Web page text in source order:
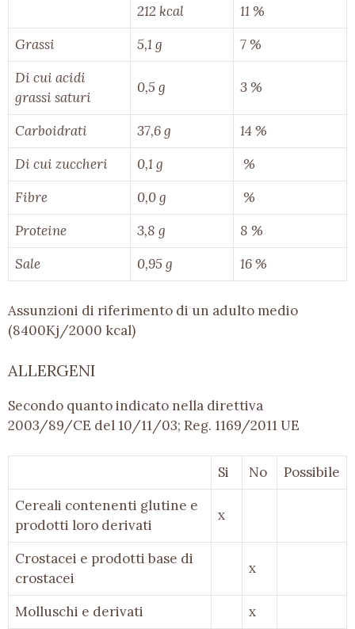
212 kcal
11 %
Grassi
5,1 g
7 %
Di cui acidi
grassi saturi
0,5 g 3 %
Carboidrati 37,6 g
14 %
Di cui zuccheri
0,1 g
%
Fibre
0,0 g
%
Proteine
3,8 g
8 %
Sale
0,95 g 16 %
Assunzioni di riferimento di un adulto medio
(8400Kj/2000 kcal)
ALLERGENI
Secondo quanto indicato nella direttiva
2003/89/CE del 10/11/03; Reg. 1169/2011 UE
Si No
Possibile
Cereali contenenti glutine e
prodotti loro derivati
x
Crostacei e prodotti base di
crostacei
x
Molluschi e derivati x